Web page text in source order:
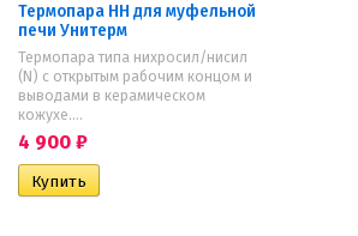
Термопара НН для муфельной
печи Унитерм
​Термопара типа нихросил/нисил
(N) с открытым рабочим концом и
выводами в керамическом
кожухе....
4 900 ₽